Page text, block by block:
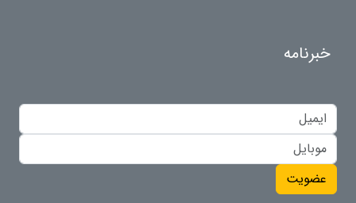
خبرنامه
عضویت